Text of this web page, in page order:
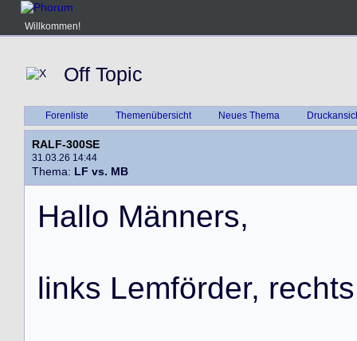
Willkommen!
Off Topic
Forenliste Themenübersicht Neues Thema
RALF-300SE
31.03.26 14:44
Thema: LF vs. MB
Hallo Männers,
links Lemförder, rechts